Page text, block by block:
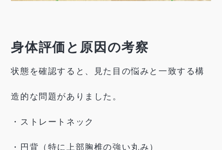
身体評価と原因の考察
状態を確認すると、見た目の悩みと一致する構
造的な問題がありました。
・ストレートネック
・円背（特に上部胸椎の強い丸み）